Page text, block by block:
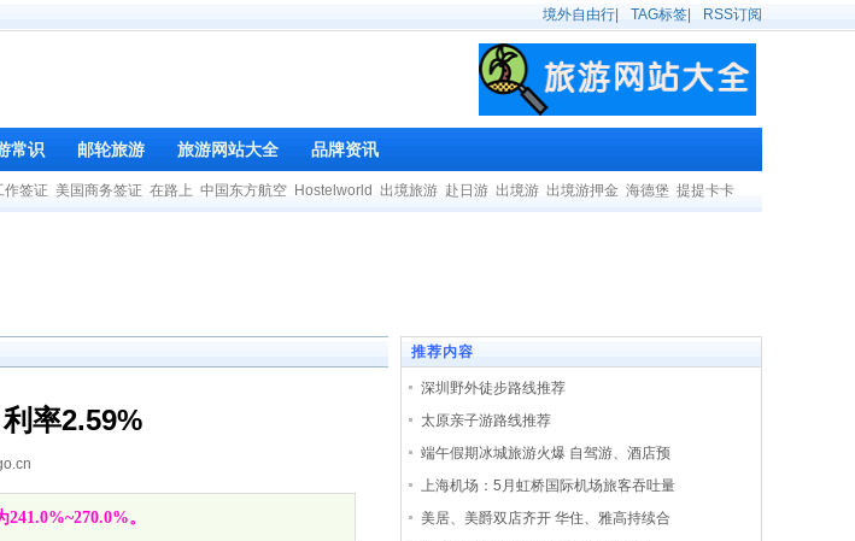
境外自由行 TAG标签 RSS订阅
常识 邮轮旅游 旅游网站大全 品牌资讯
作签证 美国商务签证 在路上 中国东方航空 Hostelworld 出境旅游 赴日游 出境游 出境游押金 海德堡 提提卡卡
率2.59%
。
推荐内容
深圳野外徒步路线推荐
太原亲子游路线推荐
端午假期冰城旅游火爆 自驾游、酒店预
上海机场：5月虹桥国际机场旅客吞吐量
美居、美爵双店齐开 华住、雅高持续合